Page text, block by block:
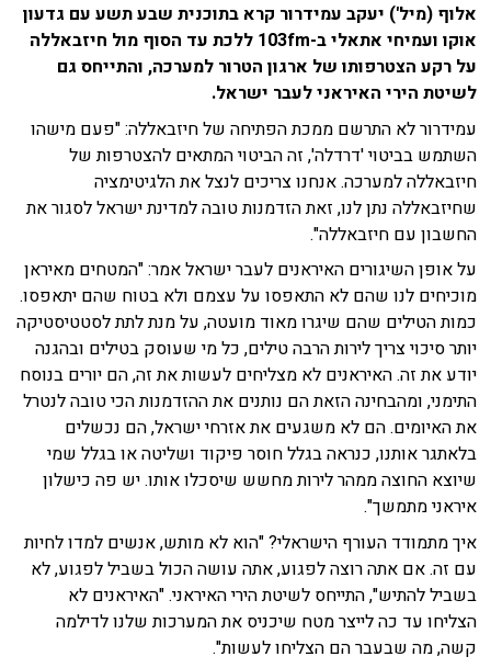
אלוף (מיל') יעקב עמידרור קרא בתוכנית שבע תשע עם גדעון
אוקו ועמיחי אתאלי ב-103fm ללכת עד הסוף מול חיזבאללה
על רקע הצטרפותו של ארגון הטרור למערכה, והתייחס גם
לשיטת הירי האיראני לעבר ישראל.
עמידרור לא התרשם ממכת הפתיחה של חיזבאללה: "פעם מישהו
השתמש בביטוי 'דרדלה', זה הביטוי המתאים להצטרפות של
חיזבאללה למערכה. אנחנו צריכים לנצל את הלגיטימציה
שחיזבאללה נתן לנו, זאת הזדמנות טובה למדינת ישראל לסגור את
החשבון עם חיזבאללה".
על אופן השיגורים האיראנים לעבר ישראל אמר: "המטחים מאיראן
מוכיחים לנו שהם לא התאפסו על עצמם ולא בטוח שהם יתאפסו.
כמות הטילים שהם שיגרו מאוד מועטה, על מנת לתת לסטטיסטיקה
יותר סיכוי צריך לירות הרבה טילים, כל מי שעוסק בטילים ובהגנה
יודע את זה. האיראנים לא מצליחים לעשות את זה, הם יורים בנוסח
התימני, ומהבחינה הזאת הם נותנים את ההזדמנות הכי טובה לנטרל
את האיומים. הם לא משגעים את אזרחי ישראל, הם נכשלים
בלאתגר אותנו, כנראה בגלל חוסר פיקוד ושליטה או בגלל שמי
שיוצא החוצה ממהר לירות מחשש שיסכלו אותו. יש פה כישלון
איראני מתמשך".
איך מתמודד העורף הישראלי? "הוא לא מותש, אנשים למדו לחיות
עם זה. אם אתה רוצה לפגוע, אתה עושה הכול בשביל לפגוע, לא
בשביל להתיש", התייחס לשיטת הירי האיראני. "האיראנים לא
הצליחו עד כה לייצר מטח שיכניס את המערכות שלנו לדילמה
קשה, מה שבעבר הם הצליחו לעשות".